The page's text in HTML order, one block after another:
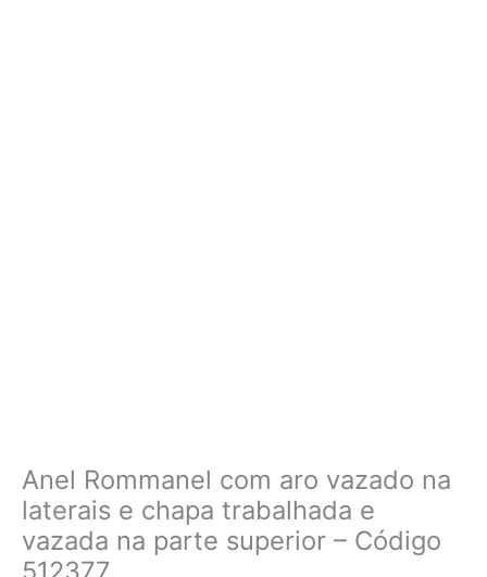
Anel Rommanel com aro vazado na
laterais e chapa trabalhada e
vazada na parte superior – Código